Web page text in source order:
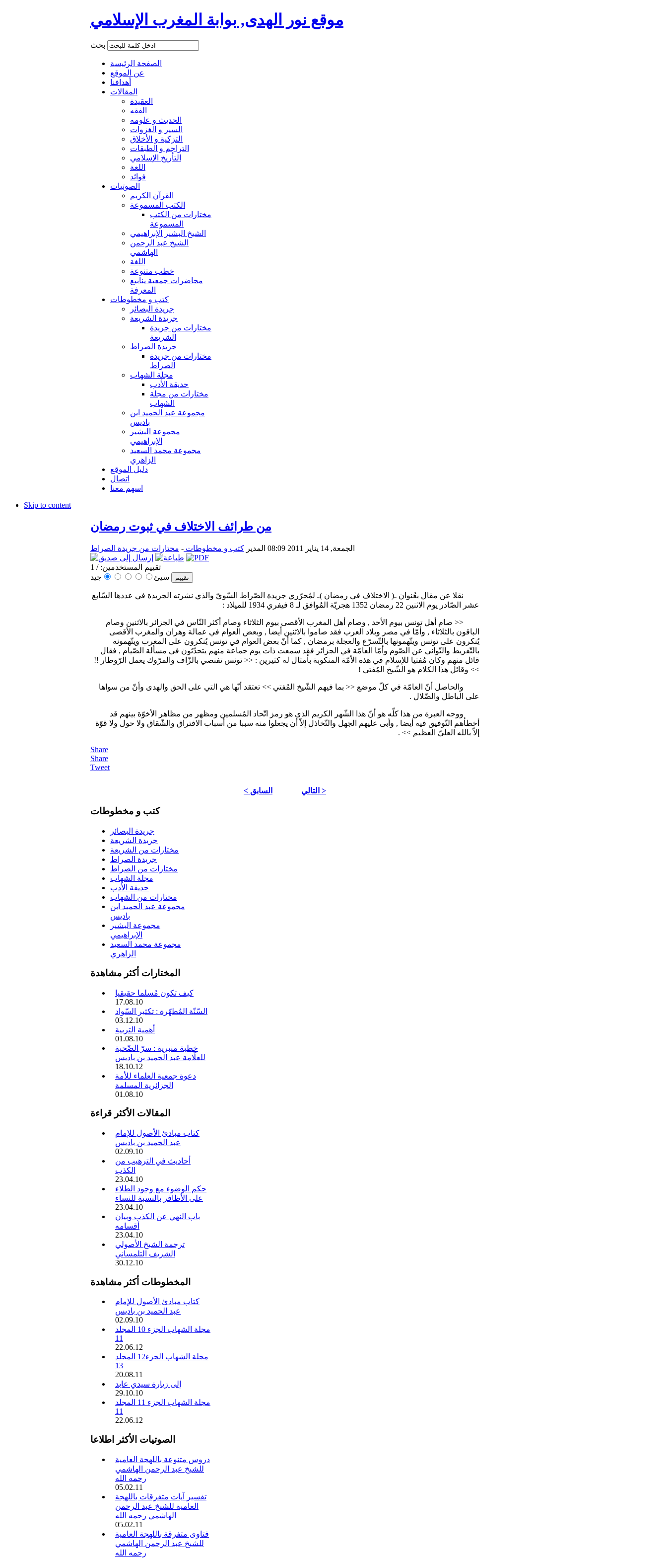
موقع نور الهدى, بوابة المغرب الإسلامي
الصفحة الرئيسة
عن الموقع
أهدافنا
المقالات
العقيدة
الفقه
الحديث و علومه
السير و الغزوات
التزكية و الأخلاق
التراجم و الطبقات
التأريخ الإسلامي
اللغة
فوائد
الصوتيات
القرآن الكريم
الكتب المسموعة
مختارات من الكتب
المسموعة
الشيخ البشير الإبراهيمي
الشيخ عبد الرحمن
الهاشمي
اللغة
خطب متنوعة
محاضرات جمعية ينابيع
المعرفة
كتب و مخطوطات
جريدة البصائر
جريدة الشريعة
مختارات من جريدة
الشريعة
جريدة الصراط
مختارات من جريدة
الصراط
مجلة الشهاب
حديقة الأدب
مختارات من مجلة
الشهاب
مجموعة عبد الحميد ابن
باديس
مجموعة البشير
الإبراهيمي
مجموعة محمد السعيد
الزاهري
دليل الموقع
اتصال
اسهم معنا
Skip to content
من طرائف الاختلاف في ثبوت رمضان
الجمعة, 14 يناير 2011 08:09 المدير كتب و مخطوطات - مختارات من جريدة الصراط
تقييم المستخدمين: / 1
سيئ
نقلا عن مقال بعُنوان ـ( الاختلاف في رمضان )ـ لمُحرّري جريدة الصّراط السّويّ والذي نشرته الجريدة في عددها السّابع
عشر الصّادر يوم الاثنين 22 رمضان 1352 هجريّة المُوافق لـ 8 فيفري 1934 للميلاد :
<< صام أهل تونس بيوم الأحد , وصام أهل المغرب الأقصى بيوم الثلاثاء وصام أكثر النّاس في الجزائر بالاثنين وصام
الباقون بالثلاثاء , وأمّا في مصر وبلاد العرب فقد صاموا بالاثنين أيضا , وبعض العوام في عمالة وهران والمغرب الأقصى
يُنكرون على تونس ويتّهمونها بالتّسرّع والعجلة برمضان , كما أنّ بعض العوام في تونس يُنكرون على المغرب ويتّهمونه
بالتّفريط والتّواني عن الصّوم وأمّا العامّة في الجزائر فقد سمعت ذات يوم جماعة منهم يتحدّثون في مسألة الصّيام , فقال
قائل منهم وكان مُفتيا للإسلام في هذه الأمّة المنكوبة بأمثال له كثيرين : << تونس تفنصي بالزّاف والمرّوك يعمل الرّوطار !!
>> وقائل هذا الكلام هو الشّيخ المُفتي !
والحاصل أنّ العامّة في كلّ موضع << بما فيهم الشّيخ المُفتي >> تعتقد أنّها هي التي على الحق والهدى وأنّ من سواها
على الباطل والضّلال .
ووجه العبرة من هذا كلّه هو أنّ هذا الشّهر الكريم الذي هو رمز اتّحاد المُسلمين ومظهر من مظاهر الأخوّة بينهم قد
أخطأهم التّوفيق فيه أيضا , وأبى عليهم الجهل والتّخاذل إلاّ أن يجعلوا منه سببا من أسباب الافتراق والشّقاق ولا حول ولا قوّة
إلاّ بالله العليّ العظيم >> .
Share
Share
Tweet
< السابق التالي >
كتب و مخطوطات
جريدة البصائر
جريدة الشريعة
مختارات من الشريعة
جريدة الصراط
مختارات من الصراط
مجلة الشهاب
حديقة الأدب
مختارات من الشهاب
مجموعة عبد الحميد ابن
باديس
مجموعة البشير
الإبراهيمي
مجموعة محمد السعيد
الزاهري
المختارات أكثر مشاهدة
كيف تكون مُسلما حقيقيا
17.08.10
السّنّة المُطهّرة : تكثير السّواد
03.12.10
أهمية التربية
01.08.10
خطبة منبرية : سرّ الضّحية
للعلّامة عبد الحميد بن باديس
18.10.12
دعوة جمعية العلماء للأمة
الجزائرية المسلمة
01.08.10
المقالات الأكثر قراءة
كتاب مبادئ الأصول للإمام
عبد الحميد بن باديس
02.09.10
أحاديث في الترهيب من
الكذب
23.04.10
حكم الوضوء مع وجود الطلاء
على الأظافر بالنسبة للنساء
23.04.10
باب النهي عن الكذب وبيان
أقسامه
23.04.10
ترجمة الشيخ الأصولي
الشريف التلمساني
30.12.10
المخطوطات أكثر مشاهدة
كتاب مبادئ الأصول للإمام
عبد الحميد بن باديس
02.09.10
مجلة الشهاب الجزء 10 المجلد
11
22.06.12
مجلة الشهاب الجزء12 المجلد
13
20.08.11
إلى زيارة سيدي عابد
29.10.10
مجلة الشهاب الجزء 11 المجلد
11
22.06.12
الصوتيات الأكثر اطلاعا
دروس متنوعة باللهجة العامية
للشيخ عبد الرحمن الهاشمي
رحمه الله
05.02.11
تفسير آيات متفرقات باللهجة
العامية للشيخ عبد الرحمن
الهاشمي رحمه الله
05.02.11
فتاوى متفرقة باللهجة العامية
للشيخ عبد الرحمن الهاشمي
رحمه الله